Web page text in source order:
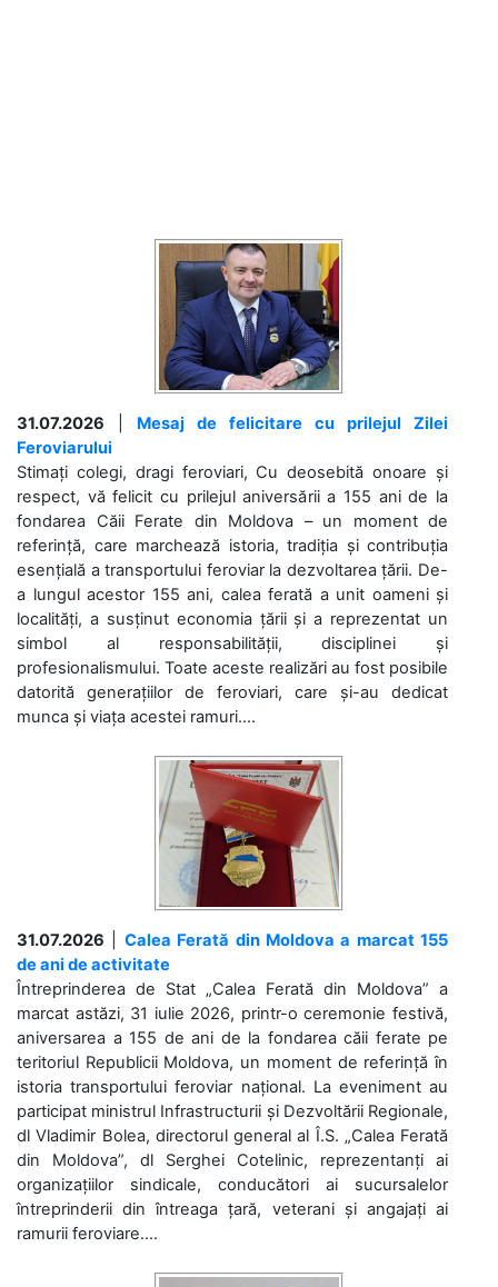
31.07.2026
Mesaj de felicitare cu prilejul Zilei
Feroviarului
Stimați colegi, dragi feroviari, Cu deosebită onoare și
respect, vă felicit cu prilejul aniversării a 155 ani de la
fondarea Căii Ferate din Moldova – un moment de
referință, care marchează istoria, tradiția și contribuția
esențială a transportului feroviar la dezvoltarea țării. De-
a lungul acestor 155 ani, calea ferată a unit oameni și
localități, a susținut economia țării și a reprezentat un
simbol al responsabilității, disciplinei și
profesionalismului. Toate aceste realizări au fost posibile
datorită generațiilor de feroviari, care și-au dedicat
munca și viața acestei ramuri....
31.07.2026
Calea Ferată din Moldova a marcat 155
de ani de activitate
Întreprinderea de Stat „Calea Ferată din Moldova” a
marcat astăzi, 31 iulie 2026, printr-o ceremonie festivă,
aniversarea a 155 de ani de la fondarea căii ferate pe
teritoriul Republicii Moldova, un moment de referință în
istoria transportului feroviar național. La eveniment au
participat ministrul Infrastructurii și Dezvoltării Regionale,
dl Vladimir Bolea, directorul general al Î.S. „Calea Ferată
din Moldova”, dl Serghei Cotelinic, reprezentanți ai
organizațiilor sindicale, conducători ai sucursalelor
întreprinderii din întreaga țară, veterani și angajați ai
ramurii feroviare....